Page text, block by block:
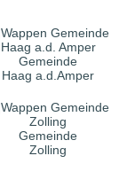
Gemeinde
Haag a.d.Amper
Gemeinde
Zolling